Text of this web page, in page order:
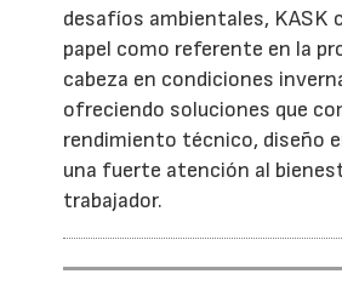
desafíos ambientales, KASK
papel como referente en la
cabeza en condiciones
ofreciendo soluciones que
rendimiento técnico, diseño
una fuerte atención al
trabajador.